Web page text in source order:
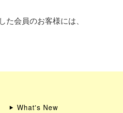
会員のお客様には、
What's New